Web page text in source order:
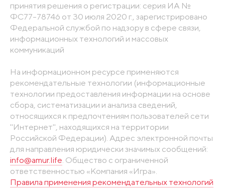
принятия решения о регистрации: серия ИА №
ФС77-78746 от 30 июля 2020 г., зарегистрировано
Федеральной службой по надзору в сфере связи,
информационных технологий и массовых
коммуникаций
На информационном ресурсе применяются
рекомендательные технологии (информационные
технологии предоставления информации на основе
сбора, систематизации и анализа сведений,
относящихся к предпочтениям пользователей сети
"Интернет", находящихся на территории
Российской Федерации). Адрес электронной почты
для направления юридически значимых сообщений:
info@amur.life. Общество с ограниченной
ответственностью «Компания «Игра».
Правила применения рекомендательных технологий